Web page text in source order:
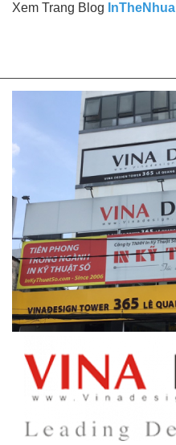
Xem Trang Blog InTheNhua